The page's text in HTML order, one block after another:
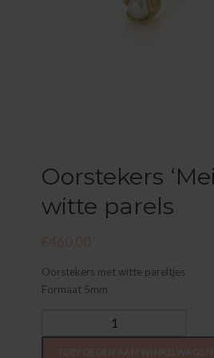
Oorstekers
witte parels
Oorstekers met witte pareltjes
Formaat 5mm
'Meiklokje'